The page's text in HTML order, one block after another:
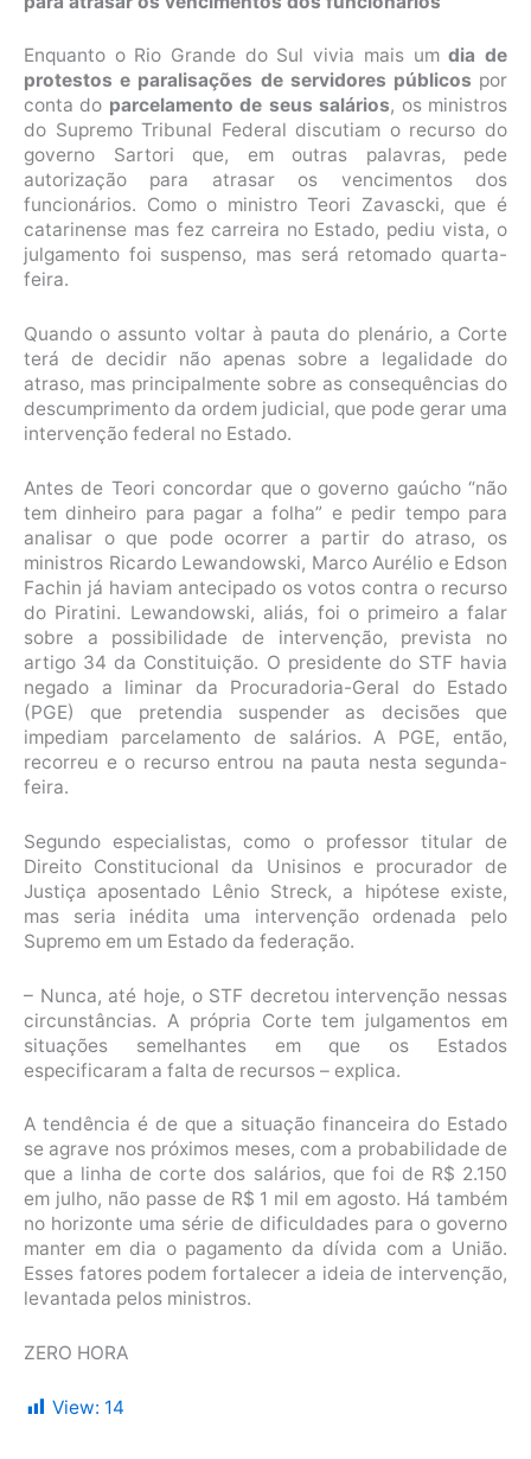
Enquanto o Rio Grande do Sul vivia mais umdia de
protestos e paralisações de servidores públicos por
conta do parcelamento de seus salários, os ministros
do Supremo Tribunal Federal discutiam o recurso do
governo Sartori que, em outras palavras, pede
autorização para atrasar os vencimentos dos
funcionários. Como o ministro Teori Zavascki, que é
catarinense mas fez carreira no Estado, pediu vista, o
julgamento foi suspenso, mas será retomado quarta-
feira.
Quando o assunto voltar à pauta do plenário, a Corte
terá de decidir não apenas sobre a legalidade do
atraso, mas principalmente sobre as consequências do
descumprimento da ordem judicial, que pode gerar uma
intervenção federal no Estado.
Antes de Teori concordar que o governo gaúcho “não
tem dinheiro para pagar a folha” e pedir tempo para
analisar o que pode ocorrer a partir do atraso, os
ministros Ricardo Lewandowski, Marco Aurélio e Edson
Fachin já haviam antecipado os votos contra o recurso
do Piratini. Lewandowski, aliás, foi o primeiro a falar
sobre a possibilidade de intervenção, prevista no
artigo 34 da Constituição. O presidente do STF havia
negado a liminar da Procuradoria-Geral do Estado
(PGE) que pretendia suspender as decisões que
impediam parcelamento de salários. A PGE, então,
recorreu e o recurso entrou na pauta nesta segunda-
feira.
Segundo especialistas, como o professor titular de
Direito Constitucional da Unisinos e procurador de
Justiça aposentado Lênio Streck, a hipótese existe,
mas seria inédita uma intervenção ordenada pelo
Supremo em um Estado da federação.
– Nunca, até hoje, o STF decretou intervenção nessas
circunstâncias. A própria Corte tem julgamentos em
situações semelhantes em que os Estados
especificaram a falta de recursos – explica.
A tendência é de que a situação financeira do Estado
se agrave nos próximos meses, com a probabilidade de
que a linha de corte dos salários, que foi de R$ 2.150
em julho, não passe de R$ 1 mil em agosto. Há também
no horizonte uma série de dificuldades para o governo
manter em dia o pagamento da dívida com a União.
Esses fatores podem fortalecer a ideia de intervenção,
levantada pelos ministros.
ZERO HORA
View: 14